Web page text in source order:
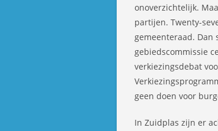
onoverzichtelijk.
partijen. Twenty-
gemeenteraad. Dan
gebiedscommissie
verkiezingsdebat
geen doen voor
In Zuidplas zijn er